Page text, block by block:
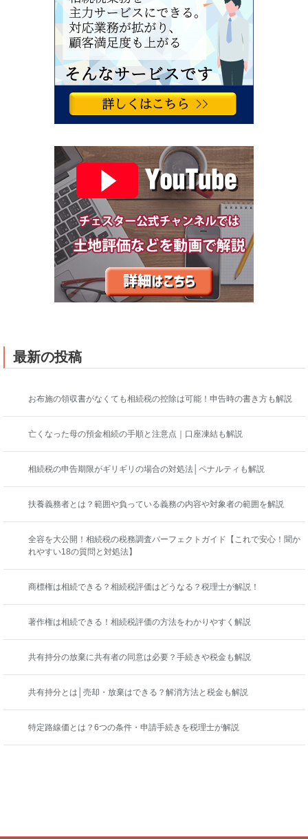
最新の投稿
お布施の領収書がなくても相続税の控除は可能！申告時の書き方も解説
亡くなった母の預金相続の手順と注意点｜口座凍結も解説
相続税の申告期限がギリギリの場合の対処法│ペナルティも解説
扶養義務者とは？範囲や負っている義務の内容や対象者の範囲を解説
全容を大公開！相続税の税務調査パーフェクトガイド【これで安心！聞か
れやすい18の質問と対処法】
商標権は相続できる？相続税評価はどうなる？税理士が解説！
著作権は相続できる！相続税評価の方法をわかりやすく解説
共有持分の放棄に共有者の同意は必要？手続きや税金も解説
共有持分とは│売却・放棄はできる？解消方法と税金も解説
特定路線価とは？6つの条件・申請手続きを税理士が解説